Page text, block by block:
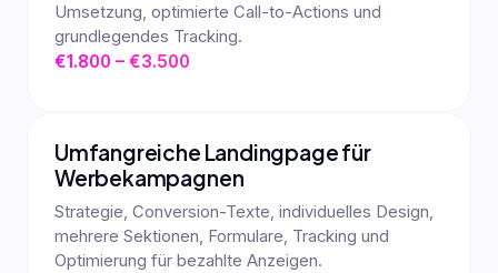
Umsetzung, optimierte Call-to-Actions und
grundlegendes Tracking.
€1.800 – €3.500
Umfangreiche Landingpage für
Werbekampagnen
Strategie, Conversion-Texte, individuelles Design,
mehrere Sektionen, Formulare, Tracking und
Optimierung für bezahlte Anzeigen.